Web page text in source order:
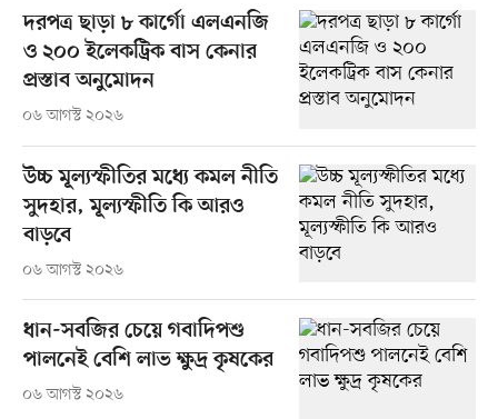
দরপত্র ছাড়া ৮ কার্গো এলএনজি
ও ২০০ ইলেকট্রিক বাস কেনার
প্রস্তাব অনুমোদন
০৬ আগস্ট ২০২৬
উচ্চ মূল্যস্ফীতির মধ্যে কমল নীতি
সুদহার, মূল্যস্ফীতি কি আরও
বাড়বে
০৬ আগস্ট ২০২৬
ধান-সবজির চেয়ে গবাদিপশু
পালনেই বেশি লাভ ক্ষুদ্র কৃষকের
০৬ আগস্ট ২০২৬